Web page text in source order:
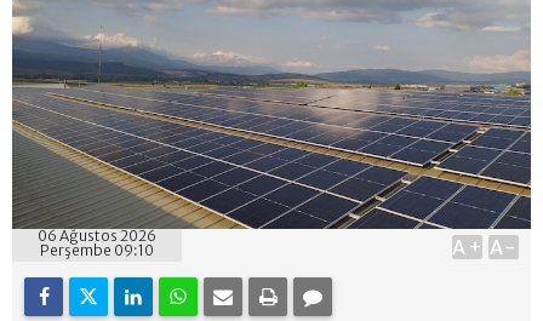
06 Ağustos 2026
Perşembe 09:10
A+ A-